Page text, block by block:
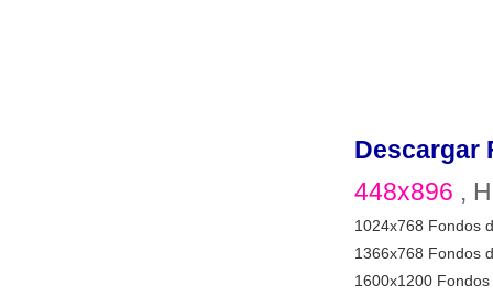
Descargar
448x896 ,
1024x768 Fondos
1366x768 Fondos
1600x1200